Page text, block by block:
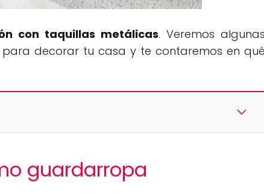
con taquillas metálicas. Veremos algunas
para decorar tu casa y te contaremos en qué
guardarropa